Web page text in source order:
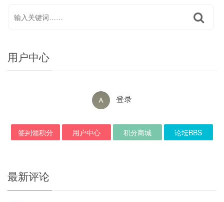
用户中心
登录
签到领积分 用户中心 积分商城 论坛BBS
最新评论